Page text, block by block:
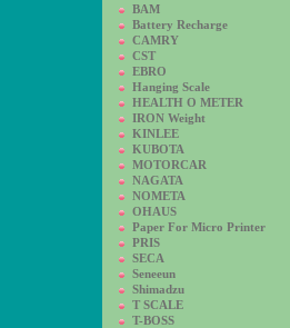
BAM
Battery Recharge
CAMRY
CST
EBRO
Hanging Scale
HEALTH O METER
IRON Weight
KINLEE
KUBOTA
MOTORCAR
NAGATA
NOMETA
OHAUS
Paper For Micro Printer
PRIS
SECA
Seneeun
Shimadzu
T SCALE
T-BOSS